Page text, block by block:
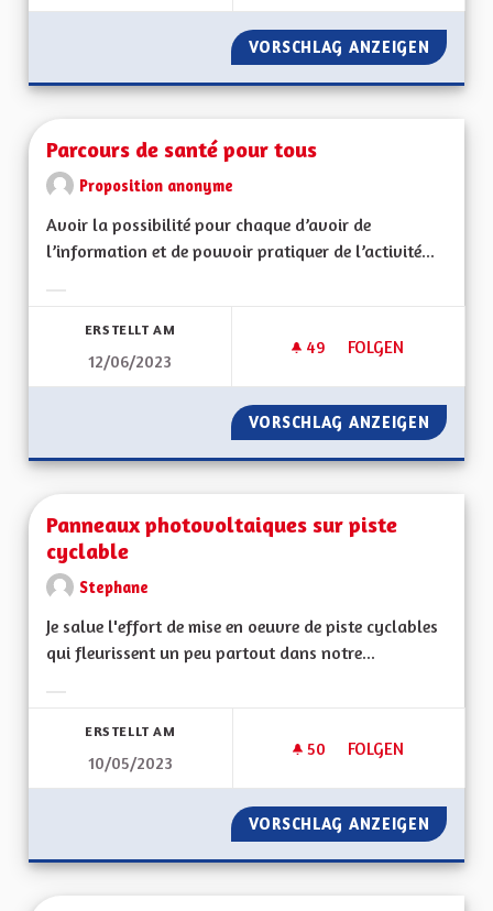
VORSCHLAG ANZEIGEN
Parcours de santé pour tous
Proposition anonyme
Avoir la possibilité pour chaque d’avoir de
l’information et de pouvoir pratiquer de l’activité...
ERSTELLT AM
12/06/2023
49 49 FOLLOWER
FOLGEN
PARCOURS DE
VORSCHLAG ANZEIGEN
Panneaux photovoltaiques sur piste
cyclable
Stephane
Je salue l'effort de mise en oeuvre de piste cyclables
qui fleurissent un peu partout dans notre...
ERSTELLT AM
10/05/2023
50 50 FOLLOWER
FOLGEN
PANNEAUX
VORSCHLAG ANZEIGEN